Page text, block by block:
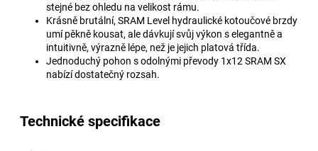
stejné bez ohledu na velikost rámu.
Krásně brutální, SRAM Level hydraulické kotoučové brzdy
umí pěkně kousat, ale dávkují svůj výkon s elegantně a
intuitivně, výrazně lépe, než je jejich platová třída.
Jednoduchý pohon s odolnými převody 1x12 SRAM SX
nabízí dostatečný rozsah.
Technické specifikace